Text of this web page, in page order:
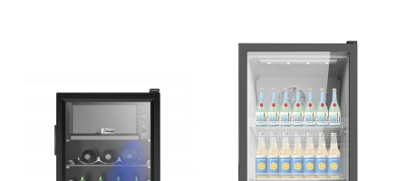
Boxe portabile
Camere video & sport
Camere video sport